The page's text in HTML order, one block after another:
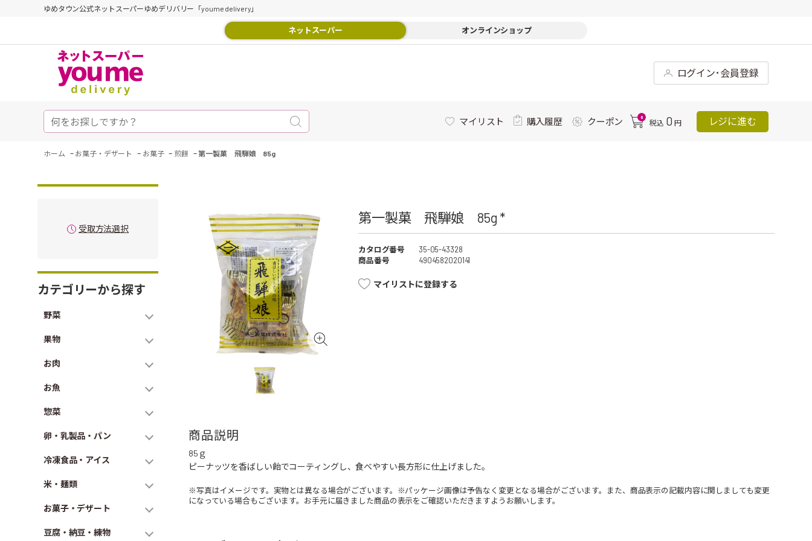
ゆめタウン公式ネットスーパーゆめデリバリー「youme delivery」
ネットスーパー オンラインショップ
ログイン･会員登録
マイリスト 購入履歴 クーポン 0
税込 0 円 レジに進む
ホーム - お菓子・デザート - お菓子 - 煎餅 -第一製菓 飛騨娘 85g
受取方法選択
カテゴリーから探す
野菜
果物
お肉
お魚
惣菜
卵・乳製品・パン
冷凍食品・アイス
米・麺類
お菓子・デザート
豆腐・納豆・練物
第一製菓 飛騨娘 85g *
カタログ番号
35-05-43328
商品番号
4904582020141
マイリストに登録する
商品説明
85ｇ
ピーナッツを香ばしい飴でコーティングし、食べやすい長方形に仕上げました。
※写真はイメージです。実物とは異なる場合がございます。※パッケージ画像は予告なく変更となる場合がございます。また、商品表示の記載内容に関しましても変更
になっている場合もございます。お手元に届きました商品の表示をご確認いただきますようお願いします。